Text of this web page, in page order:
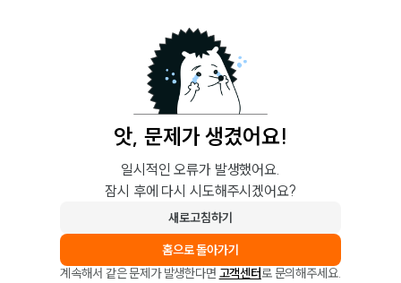
앗, 문제가 생겼어요!
일시적인 오류가 발생했어요.
잠시 후에 다시 시도해주시겠어요?
새로고침하기
홈으로 돌아가기
계속해서 같은 문제가 발생한다면 고객센터로 문의해주세요.